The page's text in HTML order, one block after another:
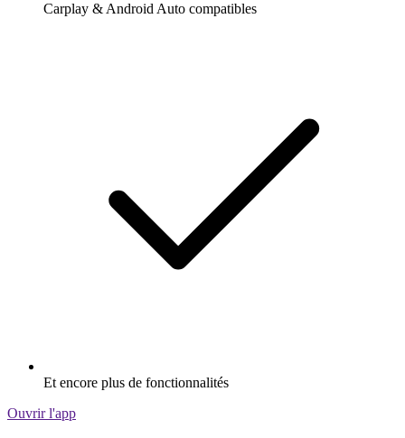
Carplay & Android Auto compatibles
Et encore plus de fonctionnalités
Ouvrir l'app